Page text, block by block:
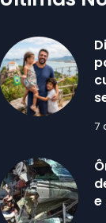
7
e